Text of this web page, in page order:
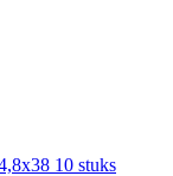
10 stuks